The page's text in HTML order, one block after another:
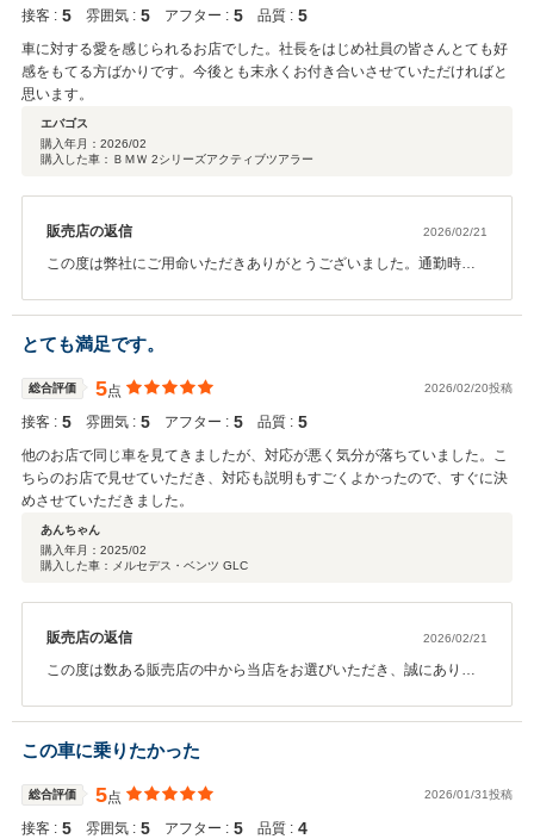
接客 : 5 雰囲気 : 5 アフター : 5 品質 : 5
車に対する愛を感じられるお店でした。社長をはじめ社員の皆さんとても好
感をもてる方ばかりです。今後とも末永くお付き合いさせていただければと
思います。
エバゴス
購入年月： 2026/02
購入した車：ＢＭＷ 2シリーズアクティブツアラー
販売店の返信 2026/02/21
この度は弊社にご用命いただきありがとうございました。通勤時に
これからもどうぞ末永いお付き合いのほど宜しくお願い致します。
とても満足です。
総合評価 5点 2026/02/20投稿
接客 : 5 雰囲気 : 5 アフター : 5 品質 : 5
他のお店で同じ車を見てきましたが、対応が悪く気分が落ちていました。こ
ちらのお店で見せていただき、対応も説明もすごくよかったので、すぐに決
めさせていただきました。
あんちゃん
購入年月： 2025/02
購入した車：メルセデス・ベンツ GLC
販売店の返信 2026/02/21
この度は数ある販売店の中から当店をお選びいただき、誠にありが
すが、安心してお任せいただけたことが何より嬉しいです。 今後も
誠実な対応を心がけてまいりますので、末永くよろしくお願いいた
します。
この車に乗りたかった
総合評価 5点 2026/01/31投稿
接客 : 5 雰囲気 : 5 アフター : 5 品質 : 4